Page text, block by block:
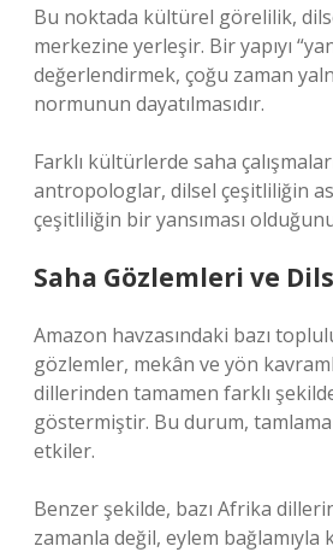
Bu noktada kültürel görelilik,
merkezine yerleşir. Bir yapıyı
değerlendirmek, çoğu zaman
normunun dayatılmasıdır.
Farklı kültürlerde saha
antropologlar, dilsel çeşitliliğin
çeşitliliğin bir yansıması
Saha Gözlemleri ve
Amazon havzasındaki bazı
gözlemler, mekân ve yön
dillerinden tamamen farklı
göstermiştir. Bu durum, tamlama
etkiler.
Benzer şekilde, bazı Afrika
zamanla değil, eylem